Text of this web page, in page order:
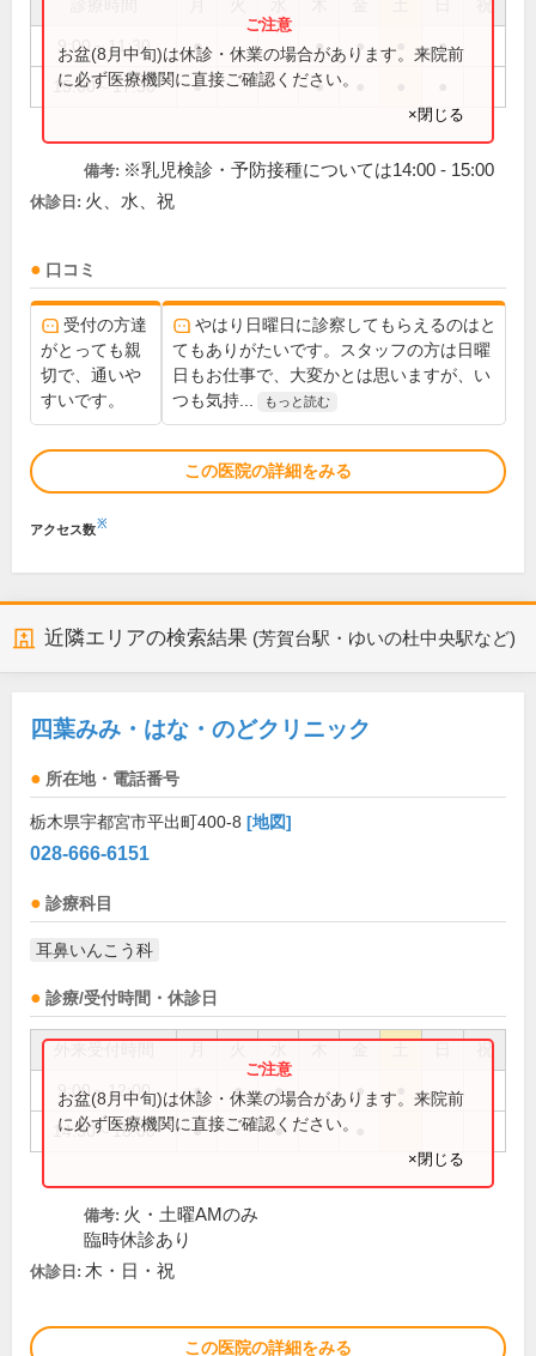
祝
9:00～11:30 ● ● ● ●
15:00～17:30 ● ●
お盆(8月中旬)は休診・休業の場合があります。来院前
に必ず医療機関に直接ご確認ください。
×閉じる
備考: ※乳児検診・予防接種については14:00 - 15:00
休診日: 火、水、祝
口コミ
受付の方達
がとっても親
切で、通いや
すいです。
やはり日曜日に診察してもらえるのはと
てもありがたいです。スタッフの方は日曜
日もお仕事で、大変かとは思いますが、い
つも気持...
もっと読む
この医院の詳細をみる
アクセス数※
近隣エリアの検索結果 (芳賀台駅・ゆいの杜中央駅など)
四葉みみ・はな・のどクリニック
所在地・電話番号
栃木県宇都宮市平出町400-8 [地図]
028-666-6151
診療科目
耳鼻いんこう科
診療/受付時間・休診日
祝
9:00～12:00 ● ● ● ●
14:30～18:00 ● ●
お盆(8月中旬)は休診・休業の場合があります。来院前
に必ず医療機関に直接ご確認ください。
×閉じる
備考: 火・土曜AMのみ
臨時休診あり
休診日: 木・日・祝
この医院の詳細をみる